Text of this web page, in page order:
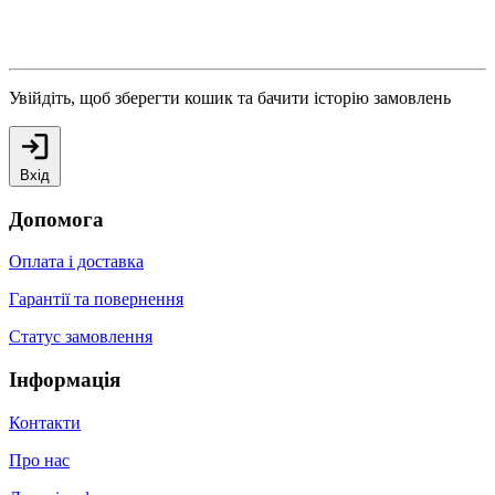
Увійдіть, щоб зберегти кошик та бачити історію замовлень
Вхід
Допомога
Оплата і доставка
Гарантії та повернення
Статус замовлення
Інформація
Контакти
Про нас